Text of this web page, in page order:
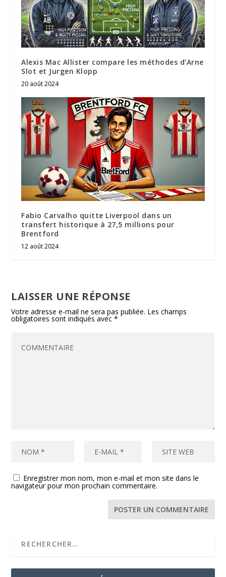
Alexis Mac Allister compare les méthodes d’Arne
Slot et Jurgen Klopp
20 août 2024
Fabio Carvalho quitte Liverpool dans un
transfert historique à 27,5 millions pour
Brentford
12 août 2024
LAISSER UNE RÉPONSE
Votre adresse e-mail ne sera pas publiée. Les champs
obligatoires sont indiqués avec*
Enregistrer mon nom, mon e-mail et mon site dans le
navigateur pour mon prochain commentaire.